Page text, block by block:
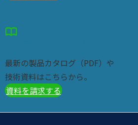
import_contacts
最新の製品カタログ（PDF）や
技術資料はこちらから。
資料を請求する